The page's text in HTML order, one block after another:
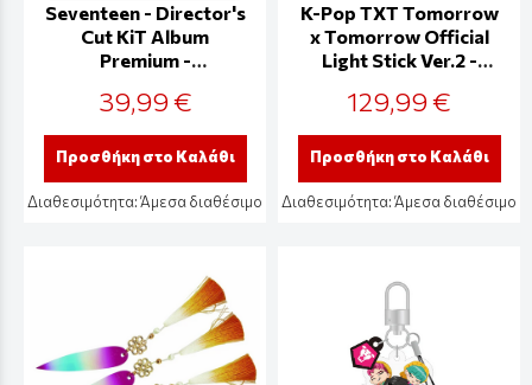
Seventeen - Director's
Cut KiT Album
Premium -
39,99 €
Προσθήκη στο Καλάθι
Διαθεσιμότητα:Άμεσα διαθέσιμο
K-Pop TXT Tomorrow
x Tomorrow Official
Light Stick Ver.2 -
129,99 €
Προσθήκη στο Καλάθι
Διαθεσιμότητα:Άμεσα διαθέσιμο